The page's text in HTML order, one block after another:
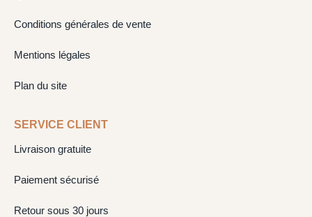
Conditions générales de vente
Mentions légales
Plan du site
SERVICE CLIENT
Livraison gratuite
Paiement sécurisé
Retour sous 30 jours